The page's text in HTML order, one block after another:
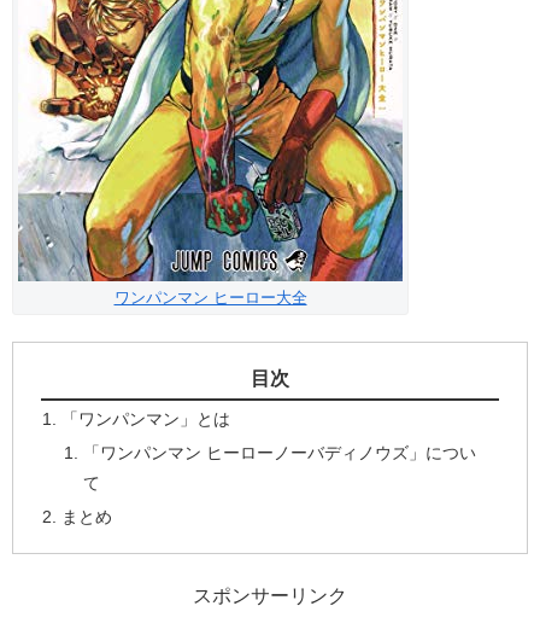
ワンパンマン ヒーロー大全
目次
「ワンパンマン」とは
「ワンパンマン ヒーローノーバディノウズ」につい
て
まとめ
スポンサーリンク